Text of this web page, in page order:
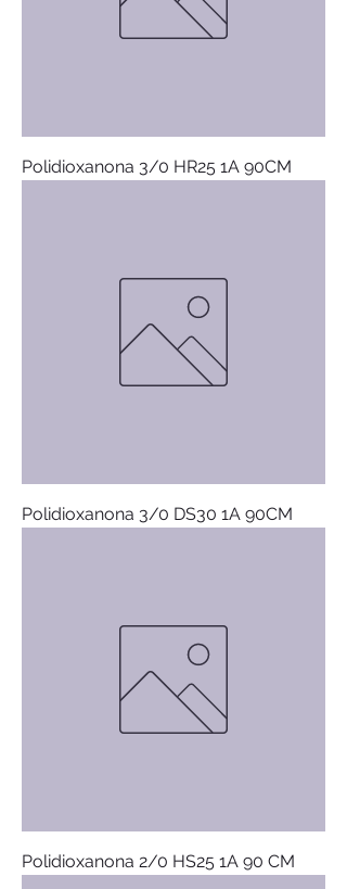
Polidioxanona 3/0 HR25 1A 90CM
Polidioxanona 3/0 DS30 1A 90CM
Polidioxanona 2/0 HS25 1A 90 CM